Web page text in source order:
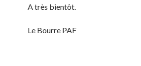
A très bientôt.
Le Bourre PAF